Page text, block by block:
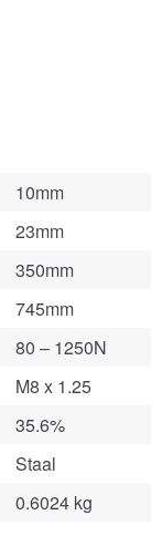
10mm
23mm
350mm
745mm
80 – 1250N
M8 x 1.25
35.6%
Staal
0.6024 kg